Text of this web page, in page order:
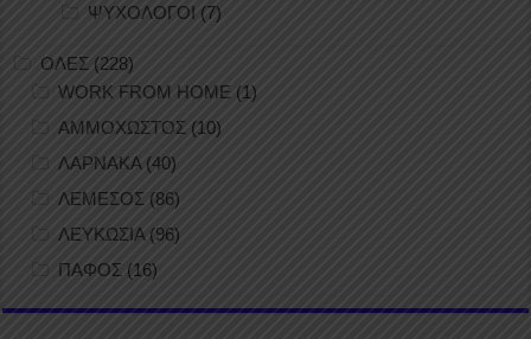
ΨΥΧΟΛΟΓΟΙ (7)
ΟΛΕΣ (228)
WORK FROM HOME (1)
ΑΜΜΟΧΩΣΤΟΣ (10)
ΛΑΡΝΑΚΑ(40)
ΛΕΜΕΣΟΣ (86)
ΛΕΥΚΩΣΙΑ (96)
ΠΑΦΟΣ (16)